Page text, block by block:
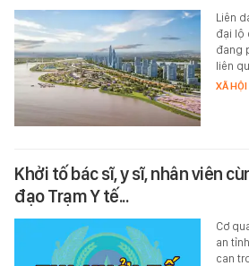
Liên
đại lộ
đang
liên
XÃ HỘI
Khởi tố bác sĩ, y sĩ, nhân viên
đạo Trạm Y tế...
Cơ
an
can